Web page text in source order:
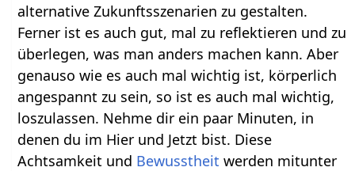
alternative Zukunftsszenarien zu gestalten.
Ferner ist es auch gut, mal zu reflektieren und zu
überlegen, was man anders machen kann. Aber
genauso wie es auch mal wichtig ist, körperlich
angespannt zu sein, so ist es auch mal wichtig,
loszulassen. Nehme dir ein paar Minuten, in
denen du im Hier und Jetzt bist. Diese
Achtsamkeit und Bewusstheit werden mitunter